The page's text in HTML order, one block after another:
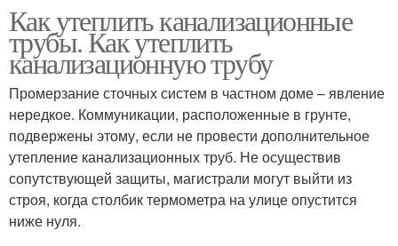
Трубы в частном доме Фановая труба
Трубы на улице
Как утеплить канализационные
трубы. Как утеплить
канализационную трубу
Промерзание сточных систем в частном доме – явление
нередкое. Коммуникации, расположенные в грунте,
подвержены этому, если не провести дополнительное
утепление канализационных труб. Не осуществив
сопутствующей защиты, магистрали могут выйти из
строя, когда столбик термометра на улице опустится
ниже нуля.